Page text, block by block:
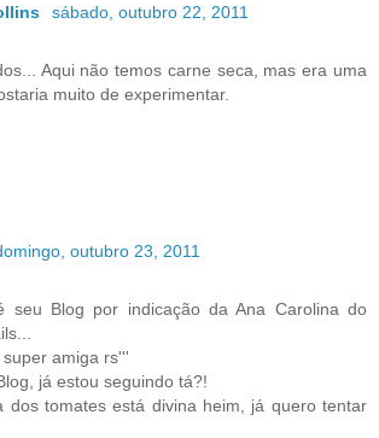
sábado, outubro 22, 2011
Aqui não temos carne seca, mas era uma
muito de experimentar.
outubro 23, 2011
seu Blog por indicação da Ana Carolina do
amiga rs'''
já estou seguindo tá?!
dos tomates está divina heim, já quero tentar